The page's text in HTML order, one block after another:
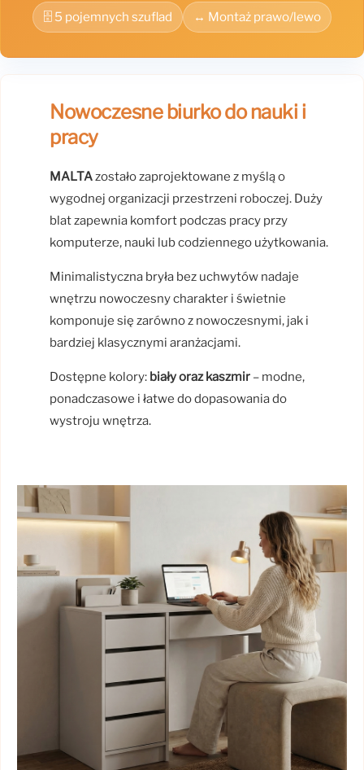
🗄️ 5 pojemnych szuflad ↔️ Montaż prawo/lewo
Nowoczesne biurko do nauki i
pracy
MALTAzostało zaprojektowane z myślą o
wygodnej organizacji przestrzeni roboczej. Duży
blat zapewnia komfort podczas pracy przy
komputerze, nauki lub codziennego użytkowania.
Minimalistyczna bryła bez uchwytów nadaje
wnętrzu nowoczesny charakter i świetnie
komponuje się zarówno z nowoczesnymi, jak i
bardziej klasycznymi aranżacjami.
Dostępne kolory: biały oraz kaszmir – modne,
ponadczasowe i łatwe do dopasowania do
wystroju wnętrza.